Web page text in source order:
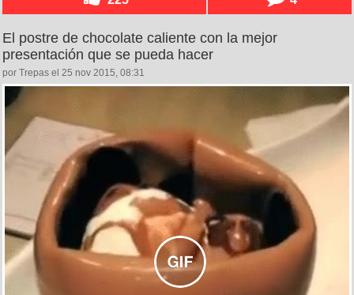
El postre de chocolate caliente con la mejor
presentación que se pueda hacer
por Trepas el 25 nov 2015, 08:31